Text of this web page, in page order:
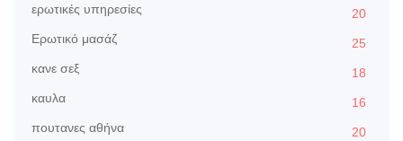
ερωτικές υπηρεσίες
20
Ερωτικό μασάζ
25
κανε σεξ
18
καυλα
16
πουτανες αθήνα
20